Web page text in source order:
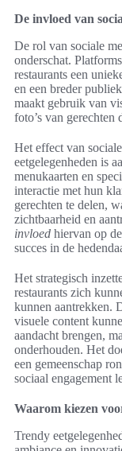
De invloed van
De rol van sociale
onderschat.
restaurants een
en een breder
maakt gebruik van
foto’s van gerechten
Het effect van
eetgelegenheden is
menukaarten en
interactie met hun
gerechten te delen,
zichtbaarheid en
invloed hiervan op
succes in de
Het strategisch
restaurants zich
kunnen aantrekken.
visuele content
aandacht brengen,
onderhouden. Het
een gemeenschap
sociaal engagement
Waarom kiezen
Trendy